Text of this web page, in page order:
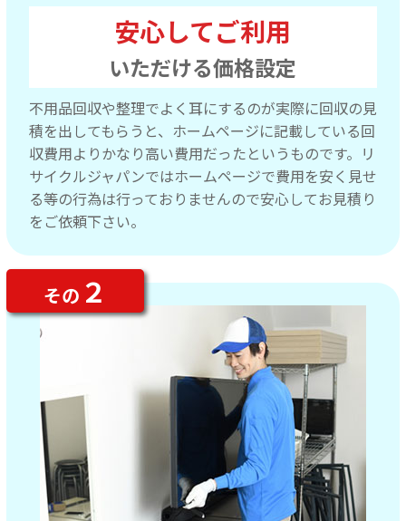
安心してご利用
いただける価格設定
不用品回収や整理でよく耳にするのが実際に回収の見
積を出してもらうと、ホームページに記載している回
収費用よりかなり高い費用だったというものです。リ
サイクルジャパンではホームページで費用を安く見せ
る等の行為は行っておりませんので安心してお見積り
をご依頼下さい。
その ２